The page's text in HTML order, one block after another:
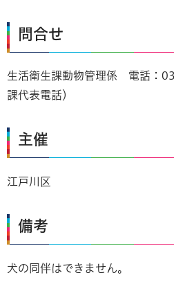
問合せ
生活衛生課動物管理係 電話：
課代表電話）
主催
江戸川区
備考
犬の同伴はできません。